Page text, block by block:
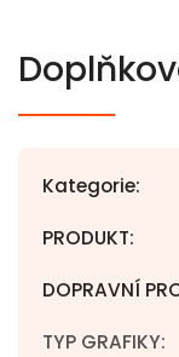
Kategorie:
PRODUKT:
DOPRAVNÍ
TYP GRAFIKY: